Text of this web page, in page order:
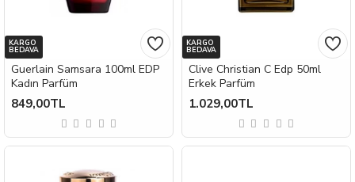
KARGO
BEDAVA
Guerlain Samsara 100ml EDP
Kadın Parfüm
849,00TL
KARGO
BEDAVA
Clive Christian C Edp 50ml
Erkek Parfüm
1.029,00TL